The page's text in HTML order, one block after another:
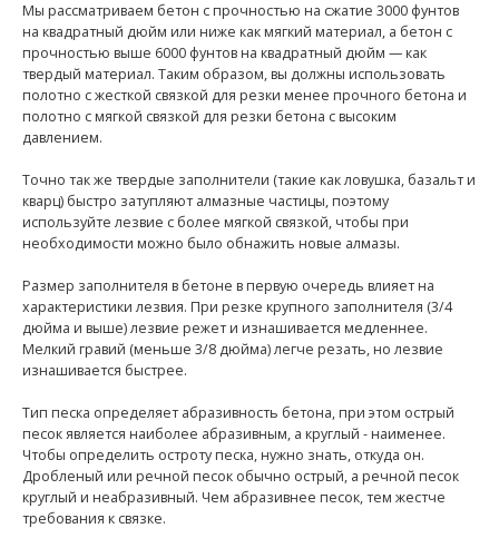
Мы рассматриваем бетон с прочностью на сжатие 3000 фунтов
на квадратный дюйм или ниже как мягкий материал, а бетон с
прочностью выше 6000 фунтов на квадратный дюйм — как
твердый материал. Таким образом, вы должны использовать
полотно с жесткой связкой для резки менее прочного бетона и
полотно с мягкой связкой для резки бетона с высоким
давлением.
Точно так же твердые заполнители (такие как ловушка, базальт и
кварц) быстро затупляют алмазные частицы, поэтому
используйте лезвие с более мягкой связкой, чтобы при
необходимости можно было обнажить новые алмазы.
Размер заполнителя в бетоне в первую очередь влияет на
характеристики лезвия. При резке крупного заполнителя (3/4
дюйма и выше) лезвие режет и изнашивается медленнее.
Мелкий гравий (меньше 3/8 дюйма) легче резать, но лезвие
изнашивается быстрее.
Тип песка определяет абразивность бетона, при этом острый
песок является наиболее абразивным, а круглый - наименее.
Чтобы определить остроту песка, нужно знать, откуда он.
Дробленый или речной песок обычно острый, а речной песок
круглый и неабразивный. Чем абразивнее песок, тем жестче
требования к связке.